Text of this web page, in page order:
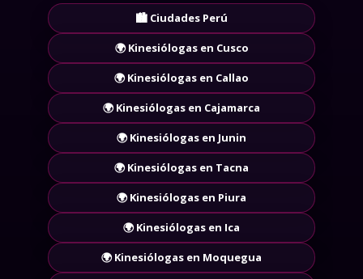
🏙️ Ciudades Perú
🌍 Kinesiólogas en Cusco
🌍 Kinesiólogas en Callao
🌍 Kinesiólogas en Cajamarca
🌍 Kinesiólogas en Junin
🌍 Kinesiólogas en Tacna
🌍 Kinesiólogas en Piura
🌍 Kinesiólogas en Ica
🌍 Kinesiólogas en Moquegua